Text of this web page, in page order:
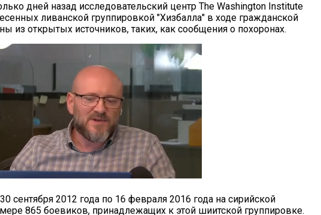
дней назад исследовательский центр The Washington Institute
ливанской группировкой "Хизбалла" в ходе гражданской
из открытых источников, таких, как сообщения о похоронах.
сентября 2012 года по 16 февраля 2016 года на сирийской
865 боевиков, принадлежащих к этой шиитской группировке.